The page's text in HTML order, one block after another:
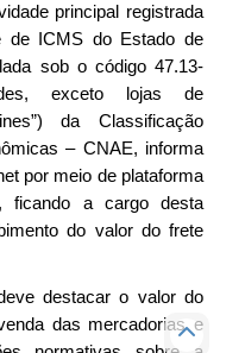
principal registrada
de ICMS do Estado de
sob o código 47.13-
exceto lojas de
da Classificação
– CNAE, informa
por meio de plataforma
ficando a cargo desta
do valor do frete
destacar o valor do
das mercadorias e